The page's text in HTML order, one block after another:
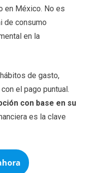
en México. No es
de consumo
en la
de gasto,
el pago puntual.
con base en su
es la clave